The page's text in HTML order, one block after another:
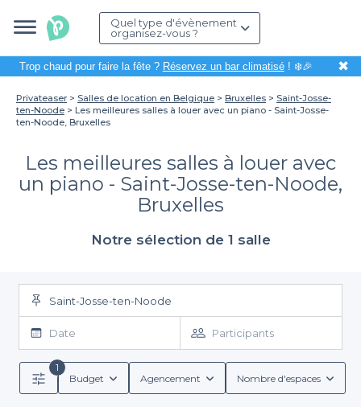
Quel type d'évènement
organisez-vous ?
Trop chaud pour faire la fête ? Réservez un bar climatisé! ❄️🎉 ✖
Privateaser Salles de location en Belgique Bruxelles
Saint-Josse-
ten-Noode
Les meilleures salles à louer avec un piano - Saint-Josse-
ten-Noode, Bruxelles
Les meilleures salles à louer avec
un piano - Saint-Josse-ten-Noode,
Bruxelles
Notre sélection de 1 salle
Saint-Josse-ten-Noode
Date Participants
1
Budget
Agencement Nombre d'espaces